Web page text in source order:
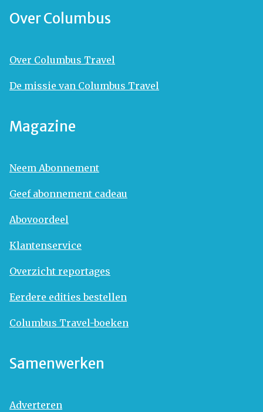
Over Columbus
Over Columbus Travel
De missie van Columbus Travel
Magazine
Neem Abonnement
Geef abonnement cadeau
Abovoordeel
Klantenservice
Overzicht reportages
Eerdere edities bestellen
Columbus Travel-boeken
Samenwerken
Adverteren